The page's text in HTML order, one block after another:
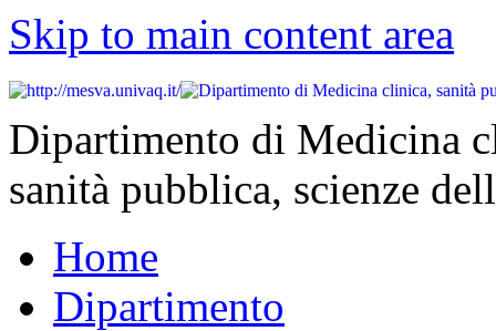
Skip to main content area
Dipartimento di Medicina
sanità pubblica, scienze
Home
Dipartimento